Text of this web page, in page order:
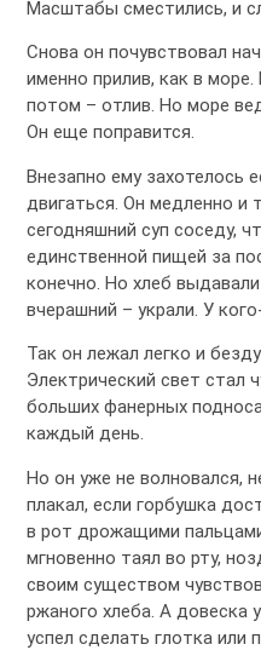
Масштабы сместились, и
Снова он почувствовал
именно прилив, как в
потом – отлив. Но море
Он еще поправится.
Внезапно ему захотелось
двигаться. Он медленно и
сегодняшний суп соседу,
единственной пищей за
конечно. Но хлеб
вчерашний – украли. У
Так он лежал легко и
Электрический свет стал
больших фанерных
каждый день.
Но он уже не волновался,
плакал, если горбушка
в рот дрожащими
мгновенно таял во рту,
своим существом
ржаного хлеба. А довеска
успел сделать глотка